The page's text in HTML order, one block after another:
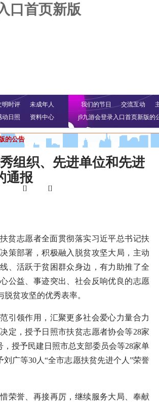
口首页新版
明时评
未成年人
动日照 资料中心
我们的节日 交流互动
j9九游会登录入口首页新版的
的公告
组织、先进单位和先进
通报
[] []
志愿者全面贯彻落实习近平总书记扶
策部署，积极融入脱贫攻坚大局，主动
、活跃于贫困群众身边，有力助推了全
公益、事迹突出、社会反响优良的志愿
贫攻坚的优秀表率。
领作用，汇聚更多社会爱心力量合力
定，授予日照市扶贫志愿者协会等28家
授予民建日照市总支部委员会等28家单
广等30人“全市志愿扶贫先进个人”荣誉
誉、再接再厉，继续服务大局、奉献